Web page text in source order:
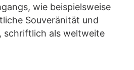
wie beispielsweise
Souveränität und
schriftlich als weltweite